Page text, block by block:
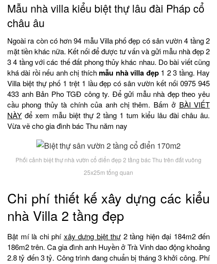
Mẫu nhà villa kiểu biệt thự lâu đài Pháp cổ
châu âu
Ngoài ra còn có hơn 94 mẫu Villa phố đẹp có sân vườn 4 tầng 2
mặt tiền khác nữa. Kết nối để được tư vấn và gửi mẫu nhà đẹp 2
3 4 tầng với các thế đất phong thủy khác nhau. Do bài viết cũng
khá dài rồi nếu anh chị thíchmẫu nhà villa đẹp1 2 3 tầng. Hay
Villa biệt thự phố 1 trệt 1 lầu đẹp có sân vườn kết nối 0975 945
433 anh Bản Pho TGĐ công ty. Để gửi mẫu nhà đẹp theo yêu
cầu phong thủy tà chính của anh chị thêm. Bấm ở BÀI VIẾT
NÀY để xem mẫu biệt thự 2 tầng 1 tum kiểu lâu đài châu âu.
Vừa vẽ cho gia đình bác Thu năm nay
Phối cảnh biệt thự nhà vườn cổ điển đẹp 2 tầng bác Thu trên đất vuông
25x25m tổng quan
Chi phí thiết kế xây dựng các kiểu
nhà Villa 2 tầng đẹp
Bật mí là chi phí xây dựng biệt thự 2 tầng hiện đại 184m2 đến
186m2 trên. Ca gia đình anh Huyền ở Trà Vinh dao động khoảng
2.8 tỷ đến 3 tỷ. Công trình đang chuẩn bị tháng 3 khởi công. Phí